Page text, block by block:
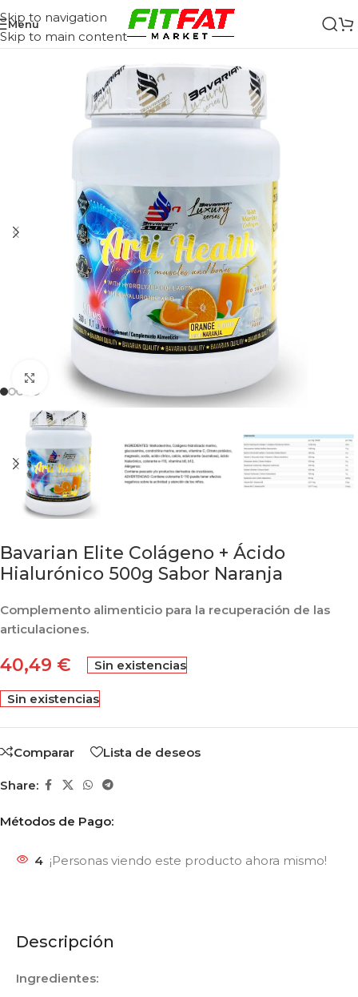
Skip to navigation
Skip to main content
Menu
Click to enlarge
Bavarian Elite Colágeno + Ácido
Hialurónico 500g Sabor Naranja
Complemento alimenticio para la recuperación de las
articulaciones.
40,49 € Sin existencias
Sin existencias
Comparar Lista de deseos
Share:
Métodos de Pago:
4 ¡Personas viendo este producto ahora mismo!
Descripción
Ingredientes: